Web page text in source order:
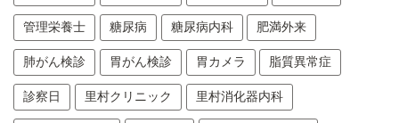
管理栄養士 糖尿病 糖尿病内科 肥満外来
肺がん検診 胃がん検診 胃カメラ 脂質異常症
診察日 里村クリニック 里村消化器内科